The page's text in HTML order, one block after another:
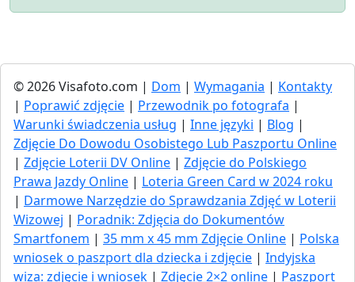
© 2026 Visafoto.com | Dom | Wymagania | Kontakty
| Poprawić zdjęcie | Przewodnik po fotografa |
Warunki świadczenia usług | Inne języki | Blog |
Zdjęcie Do Dowodu Osobistego Lub Paszportu Online
| Zdjęcie Loterii DV Online | Zdjęcie do Polskiego
Prawa Jazdy Online | Loteria Green Card w 2024 roku
| Darmowe Narzędzie do Sprawdzania Zdjęć w Loterii
Wizowej | Poradnik: Zdjęcia do Dokumentów
Smartfonem | 35 mm x 45 mm Zdjęcie Online | Polska
wniosek o paszport dla dziecka i zdjęcie | Indyjska
wiza: zdjęcie i wniosek | Zdjęcie 2×2 online | Paszport